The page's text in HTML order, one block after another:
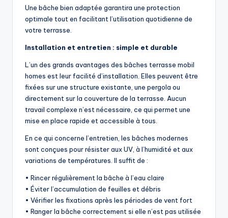
Une bâche bien adaptée garantira une protection
optimale tout en facilitant l’utilisation quotidienne de
votre terrasse.
Installation et entretien : simple et durable
L’un des grands avantages des bâches terrasse mobil
homes est leur facilité d’installation. Elles peuvent être
fixées sur une structure existante, une pergola ou
directement sur la couverture de la terrasse. Aucun
travail complexe n’est nécessaire, ce qui permet une
mise en place rapide et accessible à tous.
En ce qui concerne l’entretien, les bâches modernes
sont conçues pour résister aux UV, à l’humidité et aux
variations de températures. Il suffit de :
• Rincer régulièrement la bâche à l’eau claire
• Éviter l’accumulation de feuilles et débris
• Vérifier les fixations après les périodes de vent fort
• Ranger la bâche correctement si elle n’est pas utilisée